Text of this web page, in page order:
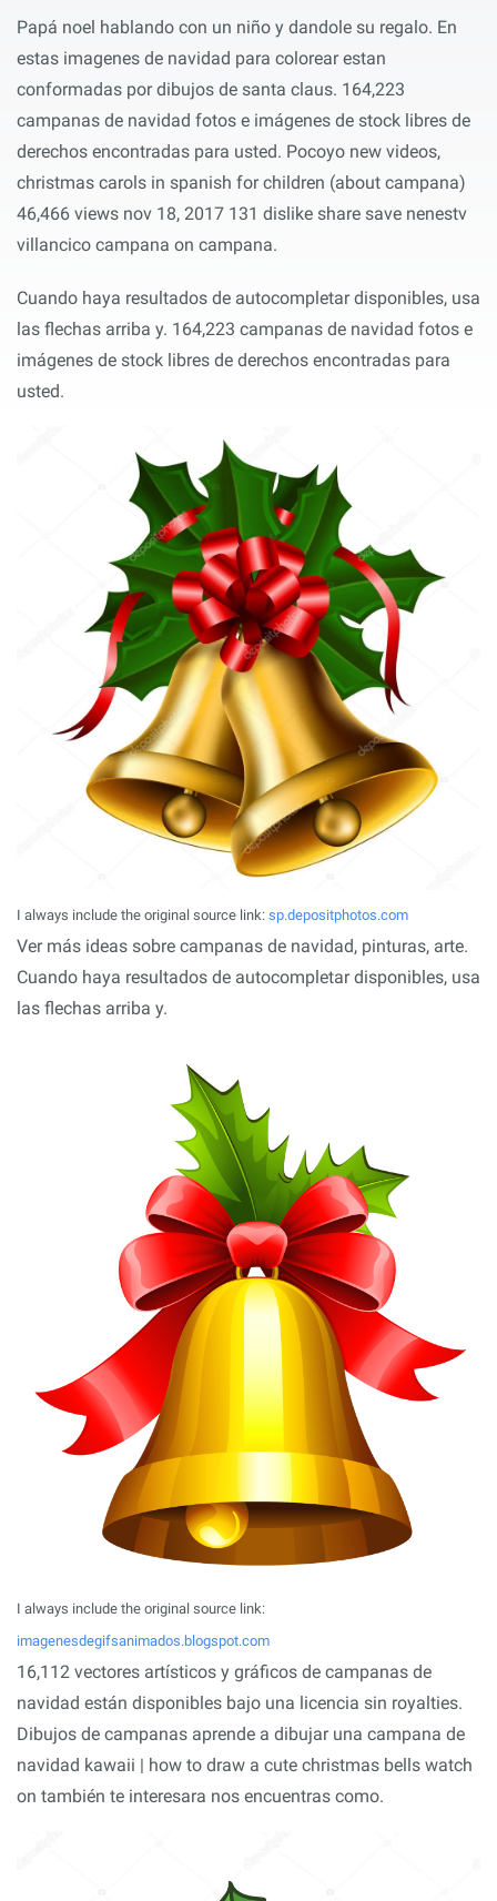
Papá noel hablando con un niño y dandole su regalo. En
estas imagenes de navidad para colorear estan
conformadas por dibujos de santa claus. 164,223
campanas de navidad fotos e imágenes de stock libres de
derechos encontradas para usted. Pocoyo new videos,
christmas carols in spanish for children (about campana)
46,466 views nov 18, 2017 131 dislike share save nenestv
villancico campana on campana.
Cuando haya resultados de autocompletar disponibles, usa
las flechas arriba y. 164,223 campanas de navidad fotos e
imágenes de stock libres de derechos encontradas para
usted.
I always include the original source link: sp.depositphotos.com
Ver más ideas sobre campanas de navidad, pinturas, arte.
Cuando haya resultados de autocompletar disponibles, usa
las flechas arriba y.
I always include the original source link:
imagenesdegifsanimados.blogspot.com
16,112 vectores artísticos y gráficos de campanas de
navidad están disponibles bajo una licencia sin royalties.
Dibujos de campanas aprende a dibujar una campana de
navidad kawaii | how to draw a cute christmas bells watch
on también te interesara nos encuentras como.